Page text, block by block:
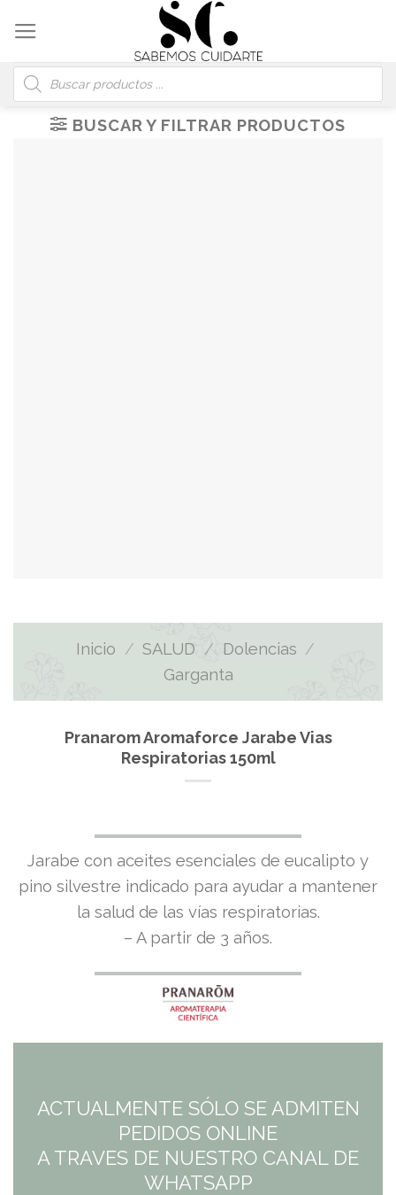
content
Búsqueda
de
productos
BUSCAR Y FILTRAR PRODUCTOS
Inicio / SALUD / Dolencias /
Garganta
Pranarom Aromaforce Jarabe Vias
Respiratorias 150ml
Jarabe con aceites esenciales de eucalipto y
pino silvestre indicado para ayudar a mantener
la salud de las vías respiratorias.
– A partir de 3 años.
ACTUALMENTE SÓLO SE ADMITEN
PEDIDOS ONLINE
A TRAVES DE NUESTRO CANAL DE
WHATSAPP